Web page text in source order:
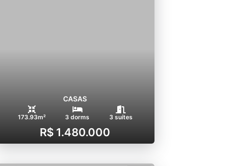
CASAS
173.93m² 3 dorms 3 suítes
R$ 1.480.000